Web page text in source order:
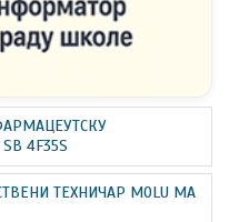
4F35S
ТЕХНИЧАР MOLU MA